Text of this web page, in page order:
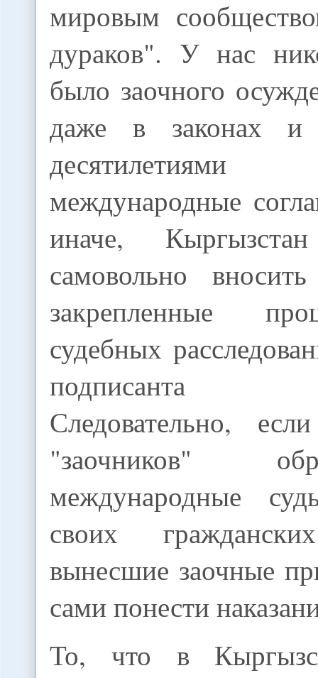
мировым
дураков". У нас
было заочного
даже в законах и
десятилетиями
международные
иначе,
самовольно
закрепленные
судебных
подписанта
Следовательно,
"заочников"
международные
своих
вынесшие заочные
сами понести
То, что в